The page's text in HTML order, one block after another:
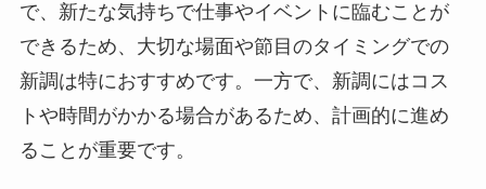
で、新たな気持ちで仕事やイベントに臨むことが
できるため、大切な場面や節目のタイミングでの
新調は特におすすめです。一方で、新調にはコス
トや時間がかかる場合があるため、計画的に進め
ることが重要です。